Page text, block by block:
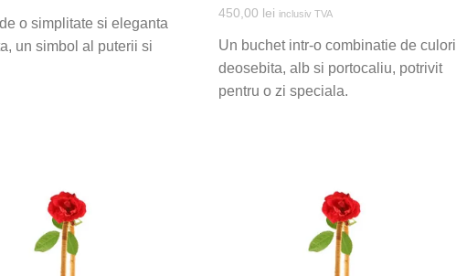
o simplitate si eleganta
un simbol al puterii si
450,00 lei inclusiv TVA
Un buchet intr-o combinatie de culori
deosebita, alb si portocaliu, potrivit
pentru o zi speciala.